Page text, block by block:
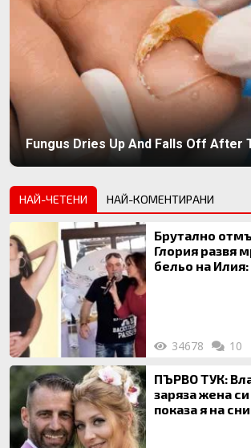
Fungus Dries Up And Falls Off After
НАЙ-ЧЕТЕНИ НАЙ-КОМЕНТИРАНИ
Брутално
Глория развя
бельо на
34678 10
ПЪРВО ТУК:
заряза жена
показа я на